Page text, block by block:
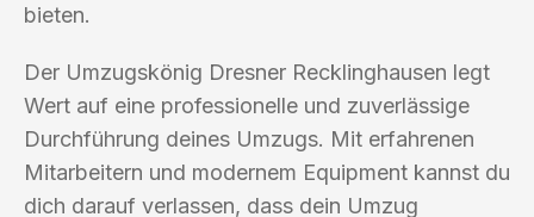
bieten.
Der Umzugskönig Dresner Recklinghausen legt
Wert auf eine professionelle und zuverlässige
Durchführung deines Umzugs. Mit erfahrenen
Mitarbeitern und modernem Equipment kannst du
dich darauf verlassen, dass dein Umzug